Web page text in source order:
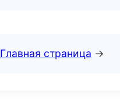
Главная страница →